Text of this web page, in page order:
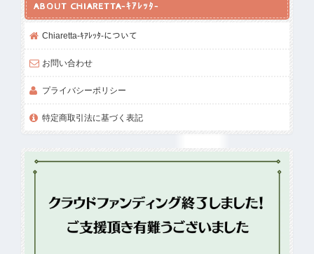
ABOUT CHIARETTA-ｷｱﾚｯﾀ-
Chiaretta-ｷｱﾚｯﾀ-について
お問い合わせ
プライバシーポリシー
特定商取引法に基づく表記